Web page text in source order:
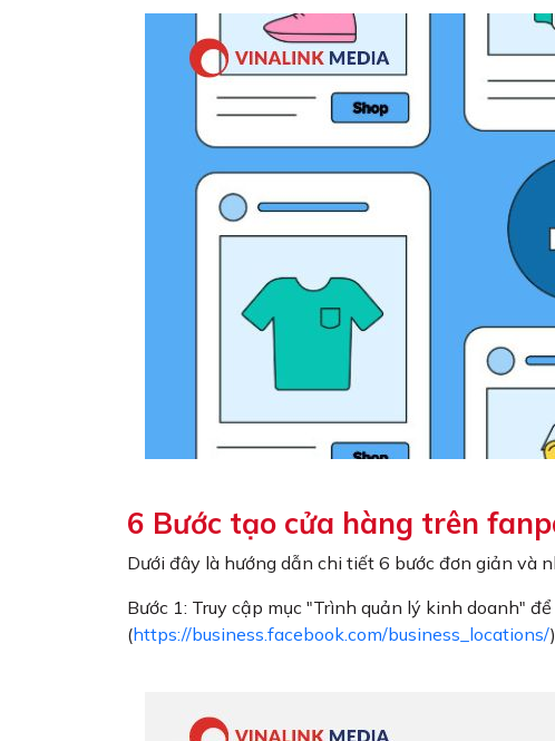
6 Bước tạo cửa hàng trên
Dưới đây là hướng dẫn chi tiết 6 bước đơn giản và
Bước 1: Truy cập mục "Trình quản lý kinh doanh"
(https://business.facebook.com/business_locations/